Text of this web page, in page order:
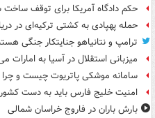
حکم دادگاه آمریکا برای توقف
حمله پهپادی به کشتی ترکیه‌ای در
ترامپ و نتانیاهو جنایتکار جنگی
میزبانی استقلال در آسیا به امارات
سامانه موشکی پاتریوت چیست و چرا
امنیت خلیج فارس باید به دست
بارش باران در فاروج خراسان شمالی